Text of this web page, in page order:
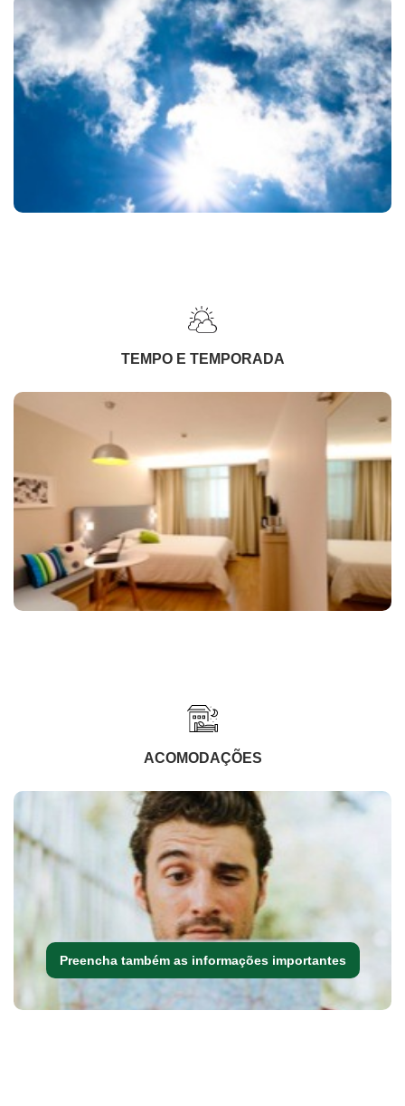
TEMPO E TEMPORADA
ACOMODAÇÕES
Preencha também as informações importantes